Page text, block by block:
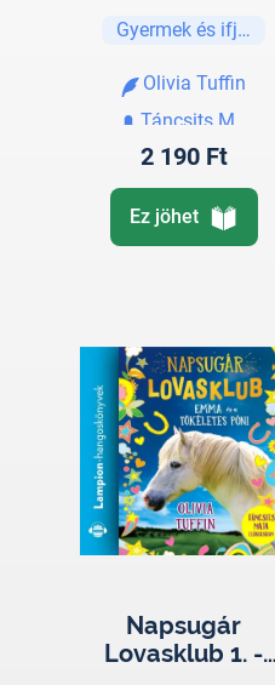
póni
Gyermek és ifjúsági
Olivia Tuffin
Táncsits Maja
2 190 Ft
Ez jöhet
Napsugár
Lovasklub 1. -